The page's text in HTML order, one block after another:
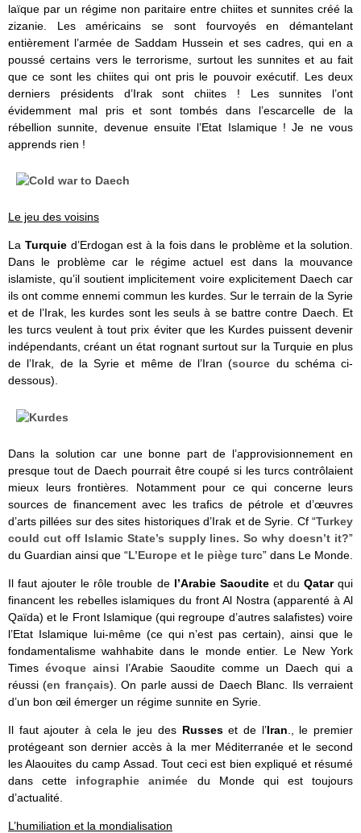
laïque par un régime non paritaire entre chiites et sunnites créé la
zizanie. Les américains se sont fourvoyés en démantelant
entièrement l’armée de Saddam Hussein et ses cadres, qui en a
poussé certains vers le terrorisme, surtout les sunnites et au fait
que ce sont les chiites qui ont pris le pouvoir exécutif. Les deux
derniers présidents d’Irak sont chiites ! Les sunnites l’ont
évidemment mal pris et sont tombés dans l’escarcelle de la
rébellion sunnite, devenue ensuite l’Etat Islamique ! Je ne vous
apprends rien !
Le jeu des voisins
La Turquie d’Erdogan est à la fois dans le problème et la solution.
Dans le problème car le régime actuel est dans la mouvance
islamiste, qu’il soutient implicitement voire explicitement Daech car
ils ont comme ennemi commun les kurdes. Sur le terrain de la Syrie
et de l’Irak, les kurdes sont les seuls à se battre contre Daech. Et
les turcs veulent à tout prix éviter que les Kurdes puissent devenir
indépendants, créant un état rognant surtout sur la Turquie en plus
de l’Irak, de la Syrie et même de l’Iran (source du schéma ci-
dessous).
Dans la solution car une bonne part de l’approvisionnement en
presque tout de Daech pourrait être coupé si les turcs contrôlaient
mieux leurs frontières. Notamment pour ce qui concerne leurs
sources de financement avec les trafics de pétrole et d’œuvres
d’arts pillées sur des sites historiques d’Irak et de Syrie. Cf “Turkey
could cut off Islamic State’s supply lines. So why doesn’t it?”
du Guardian ainsi que “L’Europe et le piège turc” dans Le Monde.
Il faut ajouter le rôle trouble de l’Arabie Saouditeet du Qatarqui
financent les rebelles islamiques du front Al Nostra (apparenté à Al
Qaïda) et le Front Islamique (qui regroupe d’autres salafistes) voire
l’Etat Islamique lui-même (ce qui n’est pas certain), ainsi que le
fondamentalisme wahhabite dans le monde entier. Le New York
Times évoque ainsi l’Arabie Saoudite comme un Daech qui a
réussi (en français). On parle aussi de Daech Blanc. Ils verraient
d’un bon œil émerger un régime sunnite en Syrie.
Il faut ajouter à cela le jeu des Russeset de l’Iran ., le premier
protégeant son dernier accès à la mer Méditerranée et le second
les Alaouites du camp Assad. Tout ceci est bien expliqué et résumé
dans cette infographie animée du Monde qui est toujours
d’actualité.
L’humiliation et la mondialisation